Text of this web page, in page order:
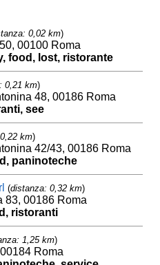
0,02 km)
00100 Roma
food, lost, ristorante
0,21 km)
48, 00186 Roma
see
km)
42/43, 00186 Roma
paninoteche
(distanza: 0,32 km)
83, 00186 Roma
ristoranti
1,25 km)
Roma